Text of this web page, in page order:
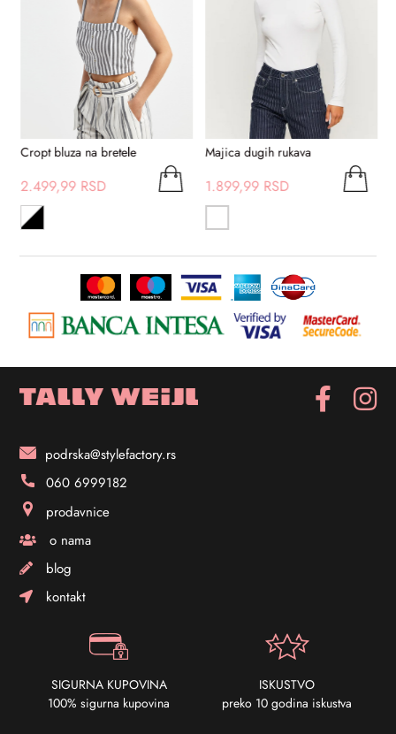
Cropt bluza na bretele
2.499,99 RSD
Majica dugih rukava
1.899,99 RSD
podrska@stylefactory.rs
060 6999182
prodavnice
o nama
blog
kontakt
SIGURNA KUPOVINA
100% sigurna kupovina
ISKUSTVO
preko 10 godina iskustva